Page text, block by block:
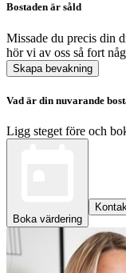
Bostaden är såld
Missade du precis din
hör vi av oss så fort
Skapa bevakning
Vad är din nuvarande
Ligg steget före och
Boka värdering